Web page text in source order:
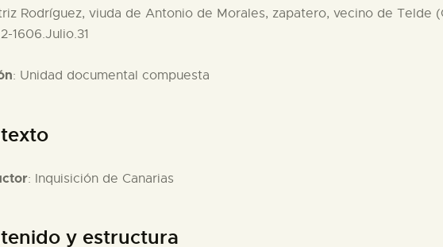
Rodríguez, viuda de Antonio de Morales, zapatero, vecino de Telde
1606.Julio.31
: Unidad documental compuesta
: Inquisición de Canarias
y estructura